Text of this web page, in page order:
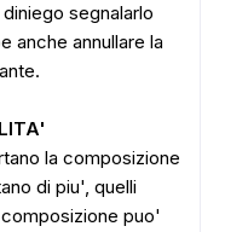
segnalarlo
anche annullare la
la composizione
di piu', quelli
puo'